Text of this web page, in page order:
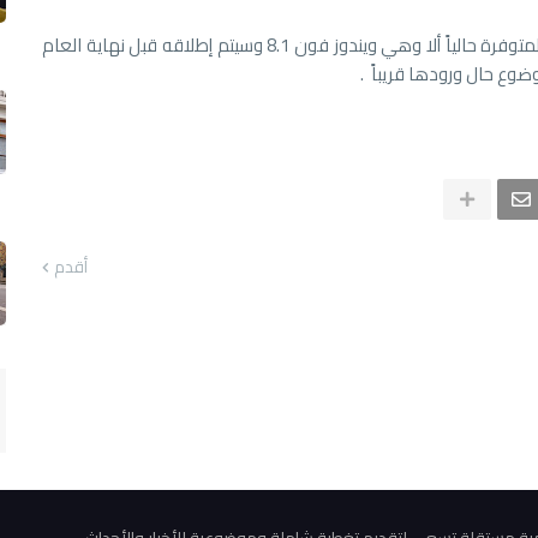
وسيعمل الهاتف القادم بأحدث منصات ويندوز فون المتوفرة حالياً ألا وهي ويندوز فون 8.1 وسيتم إطلاقه قبل نهاية العام
حال ورودها قريباً .
أقدم